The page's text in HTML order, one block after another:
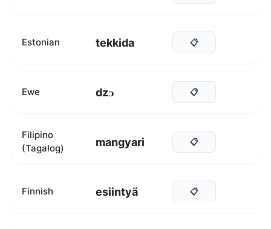
Estonian tekkida 📋
Ewe dzᴐ 📋
Filipino
(Tagalog)
mangyari 📋
Finnish esiintyä 📋